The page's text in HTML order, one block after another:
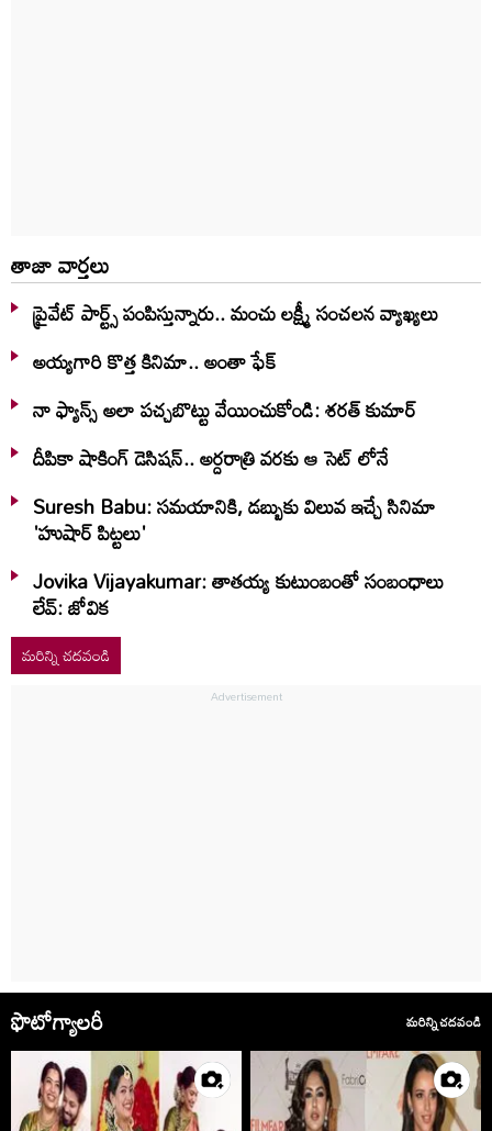
తాజా వార్తలు
ప్రైవేట్ పార్ట్స్ పంపిస్తున్నారు.. మంచు లక్ష్మీ సంచలన వ్యాఖ్యలు
అయ్యగారి కొత్త కినిమా.. అంతా ఫేక్
నా ఫ్యాన్స్ అలా పచ్చబొట్టు వేయించుకోండి: శరత్ కుమార్
దీపికా షాకింగ్ డెసిషన్.. అర్దరాత్రి వరకు ఆ సెట్ లోనే
Suresh Babu: సమయానికి, డబ్బుకు విలువ ఇచ్చే సినిమా
'హుషార్‌ పిట్టలు'
Jovika Vijayakumar: తాతయ్య కుటుంబంతో సంబంధాలు
లేవ్: జోవిక
మరిన్ని చదవండి
ఫొటోగ్యాలరీ మరిన్ని చదవండి